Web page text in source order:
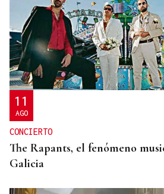
OBITUARIO
Muere el padre de Paula
años
11
AGO
CONCIERTO
The Rapants, el fenómeno
Galicia